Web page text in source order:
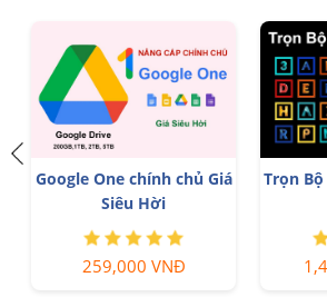
Google One chính chủ Giá
Siêu Hời
259,000 VNĐ
Trọn